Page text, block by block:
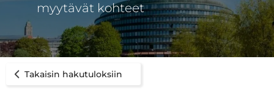
myytävät kohteet
Takaisin hakutuloksiin